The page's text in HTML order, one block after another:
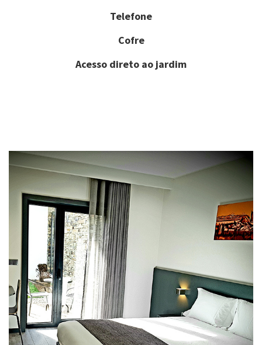
Telefone
Cofre
Acesso direto ao jardim